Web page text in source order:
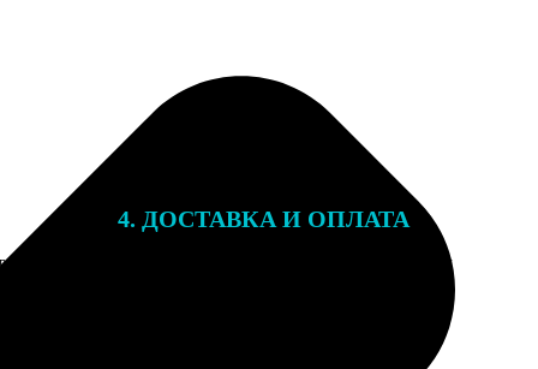
После
на email с
4. ДОСТАВКА И ОПЛАТА
Подарочный сертификат мы отправляем